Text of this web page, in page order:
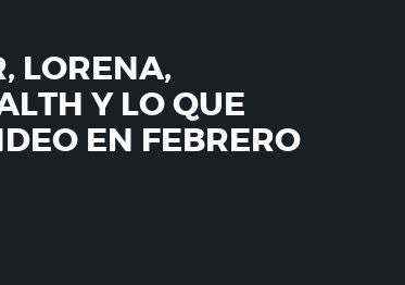
LORENA,
Y LO QUE
EN FEBRERO